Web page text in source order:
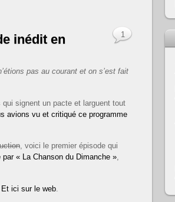
inédit en
pas au courant et on s’est fait
signent un pacte et larguent tout
avions vu et critiqué ce programme
, voici le premier épisode qui
par « La Chanson du Dimanche »,
Et ici sur le web
1